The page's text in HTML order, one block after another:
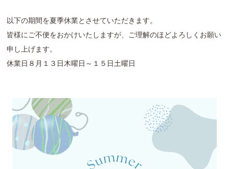
以下の期間を夏季休業とさせていただきます。
皆様にご不便をおかけいたしますが、ご理解のほどよろしくお願い
申し上げます。
休業日８月１３日木曜日～１５日土曜日